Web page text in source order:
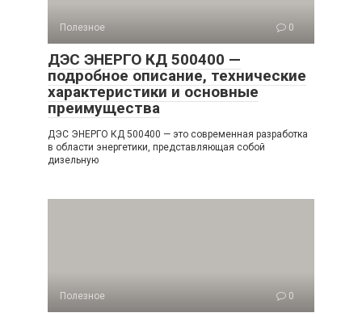
Полезное 0
ДЭС ЭНЕРГО КД 500400 —
подробное описание, технические
характеристики и основные
преимущества
ДЭС ЭНЕРГО КД 500400 — это современная разработка
в области энергетики, представляющая собой
дизельную
Полезное 0